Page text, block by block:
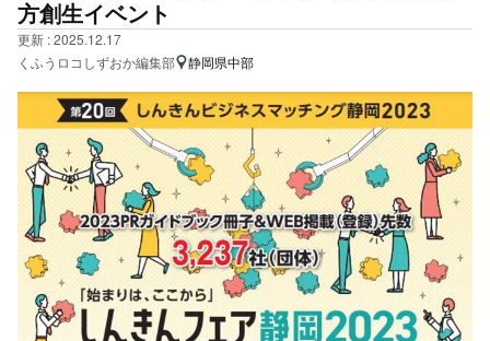
方創生イベント
更新 : 2025.12.17
くふうロコしずおか編集部
静岡県中部